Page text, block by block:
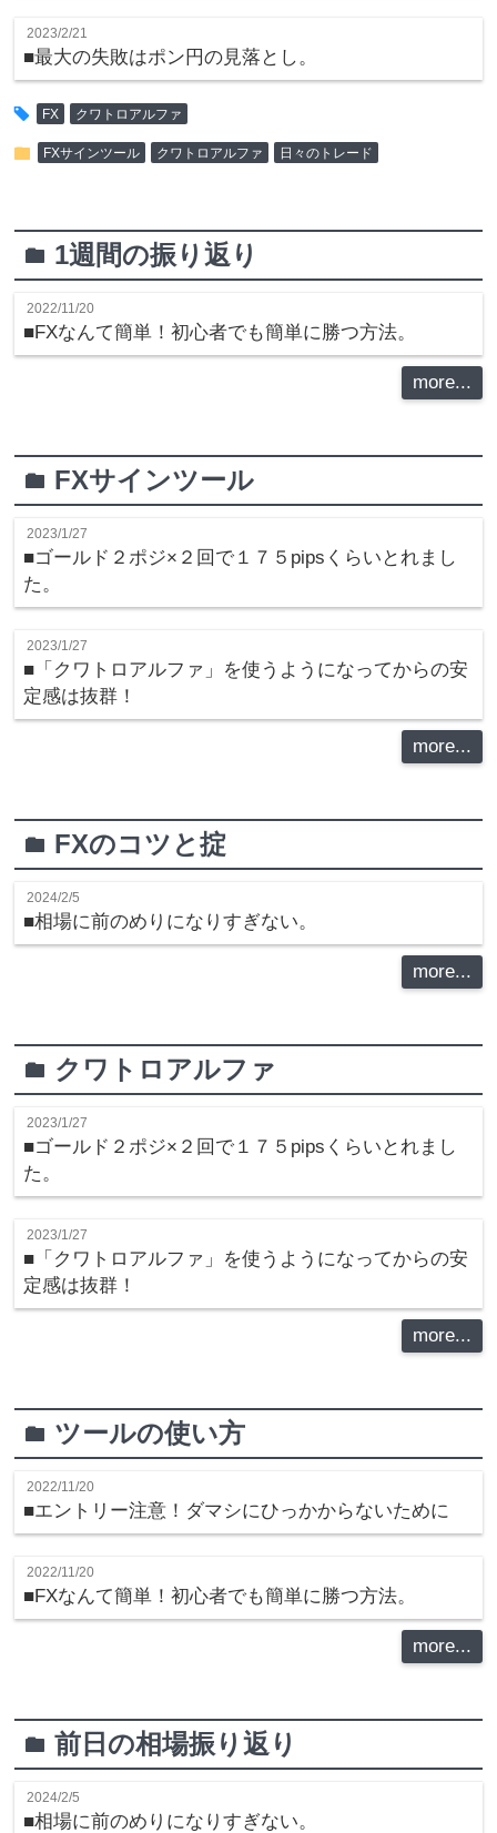
2023/2/21
■最大の失敗はポン円の見落とし。
tag FX クワトロアルファ
folder FXサインツール クワトロアルファ 日々のトレード
folder 1週間の振り返り
2022/11/20
■FXなんて簡単！初心者でも簡単に勝つ方法。
more...
folder FXサインツール
2023/1/27
■ゴールド２ポジ×２回で１７５pipsくらいとれまし
た。
2023/1/27
■「クワトロアルファ」を使うようになってからの安
定感は抜群！
more...
folder FXのコツと掟
2024/2/5
■相場に前のめりになりすぎない。
more...
folder クワトロアルファ
2023/1/27
■ゴールド２ポジ×２回で１７５pipsくらいとれまし
た。
2023/1/27
■「クワトロアルファ」を使うようになってからの安
定感は抜群！
more...
folder ツールの使い方
2022/11/20
■エントリー注意！ダマシにひっかからないために
2022/11/20
■FXなんて簡単！初心者でも簡単に勝つ方法。
more...
folder前日の相場振り返り
2024/2/5
■相場に前のめりになりすぎない。